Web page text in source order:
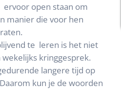
open staan om
manier die voor hen
te leren is het niet
kringgesprek.
langere tijd op
kun je de woorden